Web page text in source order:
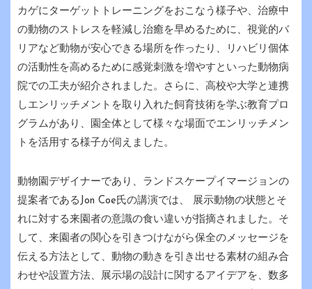
カゲにターゲットトレーニングをおこなう様子や、治療中
の動物のストレスを軽減し治癒を早めるために、視覚的バ
リアなど動物が安心できる場所を作ったり、リハビリ個体
の活動性を高めるために感覚刺激を増やすといった動物病
院での工夫が紹介されました。さらに、高校や大学と連携
しエンリッチメントを取り入れた飼育技術を学ぶ教育プロ
グラムがあり、園全体として様々な場面でエンリッチメン
トを活用する様子が伺えました。
動物園デザイナーであり、ランドスケープイマージョンの
提案者であるJon Coe氏の講演では、 展示動物の状態とそ
れに対する来園者の意識の食い違いが指摘されました。そ
して、来園者の関心を引きつけながら保全のメッセージを
伝える方法として、動物の動きを引き出せる素材の組み合
わせや設置方法、展示場の設計に関するアイデアを、数多